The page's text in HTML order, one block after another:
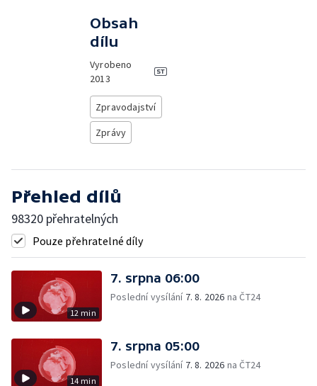
Obsah
dílu
Vyrobeno
2013
Zpravodajství
Zprávy
Přehled dílů
98320 přehratelných
Pouze přehratelné díly
12 min
7. srpna 06:00
Poslední vysílání 7. 8. 2026 na ČT24
14 min
7. srpna 05:00
Poslední vysílání 7. 8. 2026 na ČT24